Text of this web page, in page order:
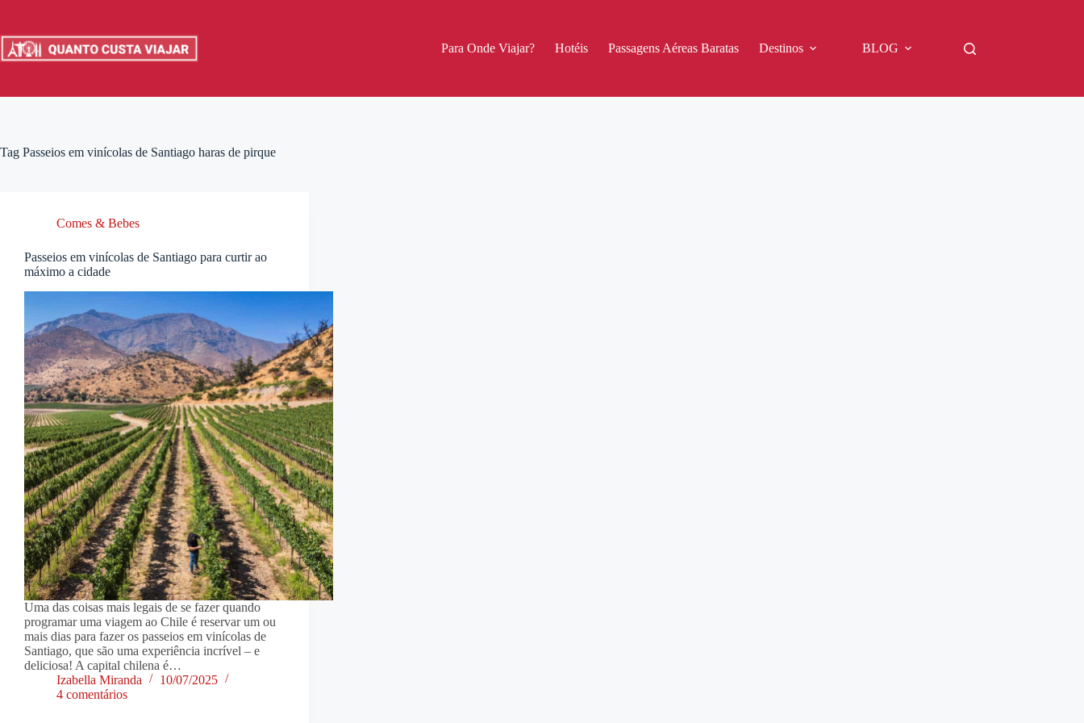
o
conteúdo
Para Onde Viajar? Hotéis Passagens Aéreas Baratas Destinos BLOG
Tag Passeios em vinícolas de Santiago haras de pirque
Comes & Bebes
Passeios em vinícolas de Santiago para curtir ao
máximo a cidade
Uma das coisas mais legais de se fazer quando
programar uma viagem ao Chile é reservar um ou
mais dias para fazer os passeios em vinícolas de
Santiago, que são uma experiência incrível – e
deliciosa! A capital chilena é…
Izabella Miranda
10/07/2025
4 comentários